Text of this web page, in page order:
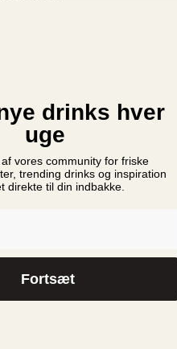
Nyheder
Ny Monin Rabarber
i Danmark
Monin Cup 2024
drinks hver
uge
vores community for friske
trending drinks og inspiration
direkte til din indbakke.
Fortsæt